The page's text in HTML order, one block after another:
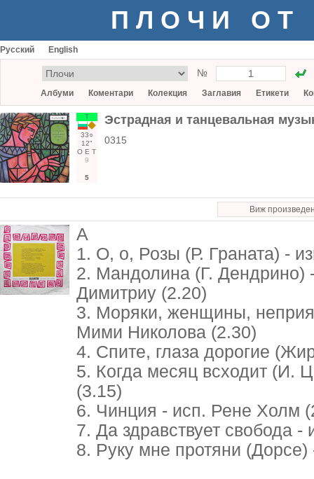
ПЛОЧИ ОТ
Русский English
№
Албуми Коментари Колекция Заглавия Етикети
Т
33○
12"
О Е Т
9
5
Эстрадная и танцевальная
0315
Виж
А
1. О, о, Розы (Р. Граната) -
2. Мандолина (Г. Дендрино)
Димитриу (2.20)
3. Моряки, женщины,
Мими Николова (2.30)
4. Спите, глаза дорогие
5. Когда месяц всходит (И.
(3.15)
6. Чинция - исп. Рене Холм
7. Да здравствует свобода
8. Руку мне протяни